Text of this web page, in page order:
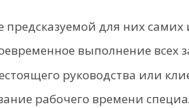
предсказуемой для них
выполнение всех
руководства или
рабочего времени